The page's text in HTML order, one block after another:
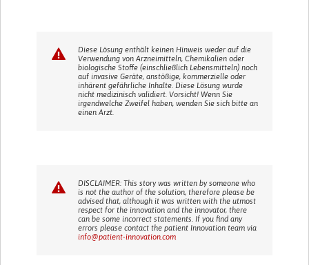
Diese Lösung enthält keinen Hinweis weder auf die
Verwendung von Arzneimitteln, Chemikalien oder
biologische Stoffe (einschließlich Lebensmitteln) noch
auf invasive Geräte, anstößige, kommerzielle oder
inhärent gefährliche Inhalte. Diese Lösung wurde
nicht medizinisch validiert. Vorsicht! Wenn Sie
irgendwelche Zweifel haben, wenden Sie sich bitte an
einen Arzt.
DISCLAIMER: This story was written by someone who
is not the author of the solution, therefore please be
advised that, although it was written with the utmost
respect for the innovation and the innovator, there
can be some incorrect statements. If you find any
errors please contact the patient Innovation team via
info@patient-innovation.com